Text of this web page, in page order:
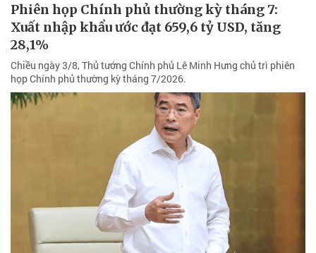
Phiên họp Chính phủ thường kỳ tháng 7:
Xuất nhập khẩu ước đạt 659,6 tỷ USD, tăng
28,1%
Chiều ngày 3/8, Thủ tướng Chính phủ Lê Minh Hưng chủ trì phiên
họp Chính phủ thường kỳ tháng 7/2026.